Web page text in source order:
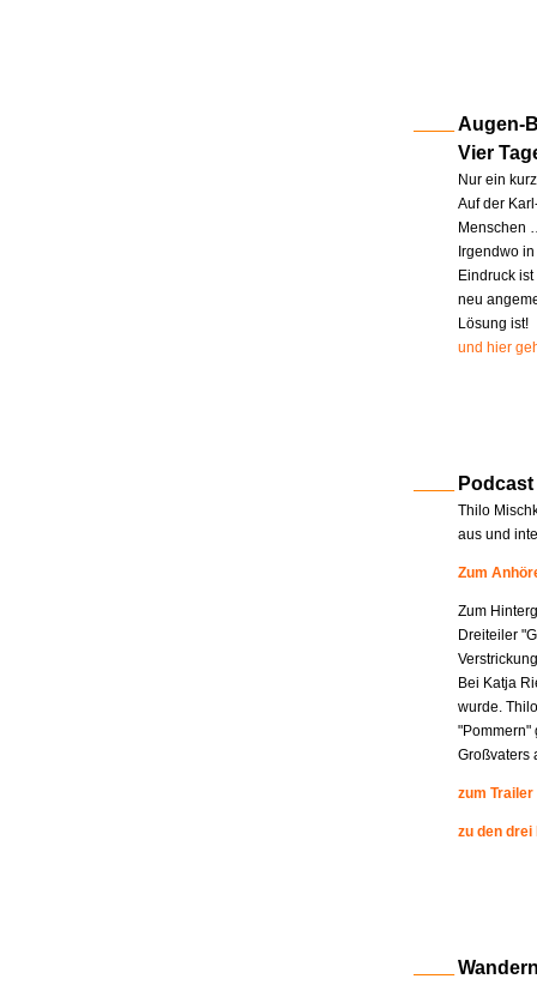
Augen-
Vier
Nur ein
Auf der
Menschen
Irgendwo
Eindruck
neu
Lösung ist!
und hier
Podcast
Thilo
aus und
Zum
Zum
Dreiteiler
Bei Katja
wurde.
"Pommern"
Großvaters
zum Trailer
zu den